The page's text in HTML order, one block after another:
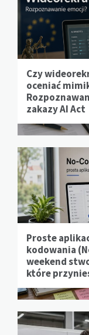
Czy
oceniać
zakazy AI Act
Proste
kodowania
weekend
które